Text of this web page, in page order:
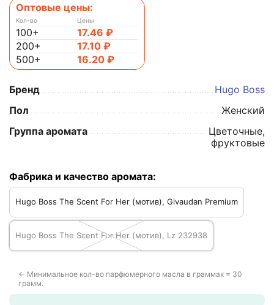
Оптовые цены:
Кол-во
100+
200+
500+
Цены
17.46 ₽
17.10 ₽
16.20 ₽
Бренд
Hugo Boss
Пол
Женский
Группа аромата
Цветочные,
фруктовые
Фабрика и качество аромата:
Hugo Boss The Scent For Her (мотив), Givaudan Premium
Hugo Boss The Scent For Her (мотив), Lz 232938
← Минимальное кол-во парфюмерного масла в граммах = 30
грамм.